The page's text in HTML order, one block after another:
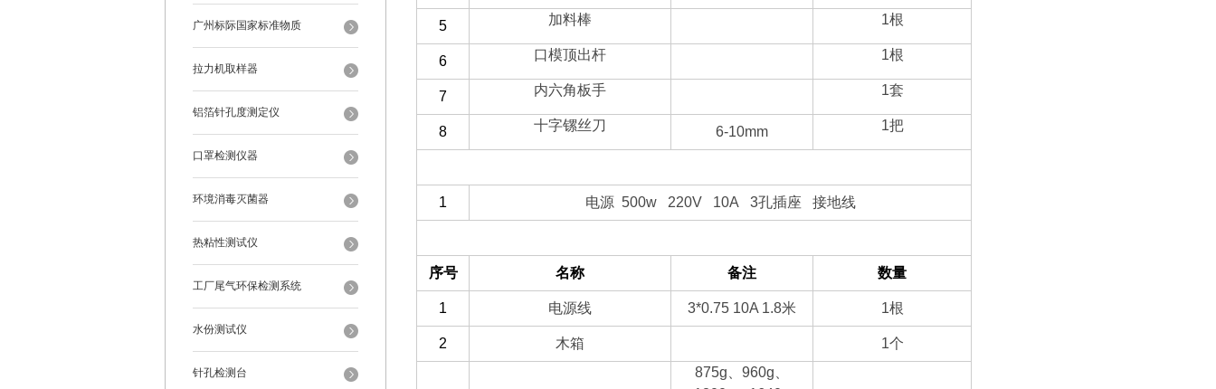
广州标际国家标准物质
拉力机取样器
铝箔针孔度测定仪
口罩检测仪器
环境消毒灭菌器
热粘性测试仪
工厂尾气环保检测系统
水份测试仪
针孔检测台
5 加料棒 1根
6 口模顶出杆 1根
7 内六角板手 1套
8 十字镙丝刀 6-10mm 1把
1 电源 500w 220V 10A 3孔插座 接地线
序号 名称 备注 数量
1 电源线 3*0.75 10A 1.8米 1根
2 木箱 1个
875g 、960g、